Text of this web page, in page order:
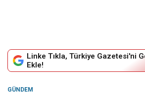
Linke Tıkla, Türkiye Gazetesi'ni
Ekle!
GÜNDEM